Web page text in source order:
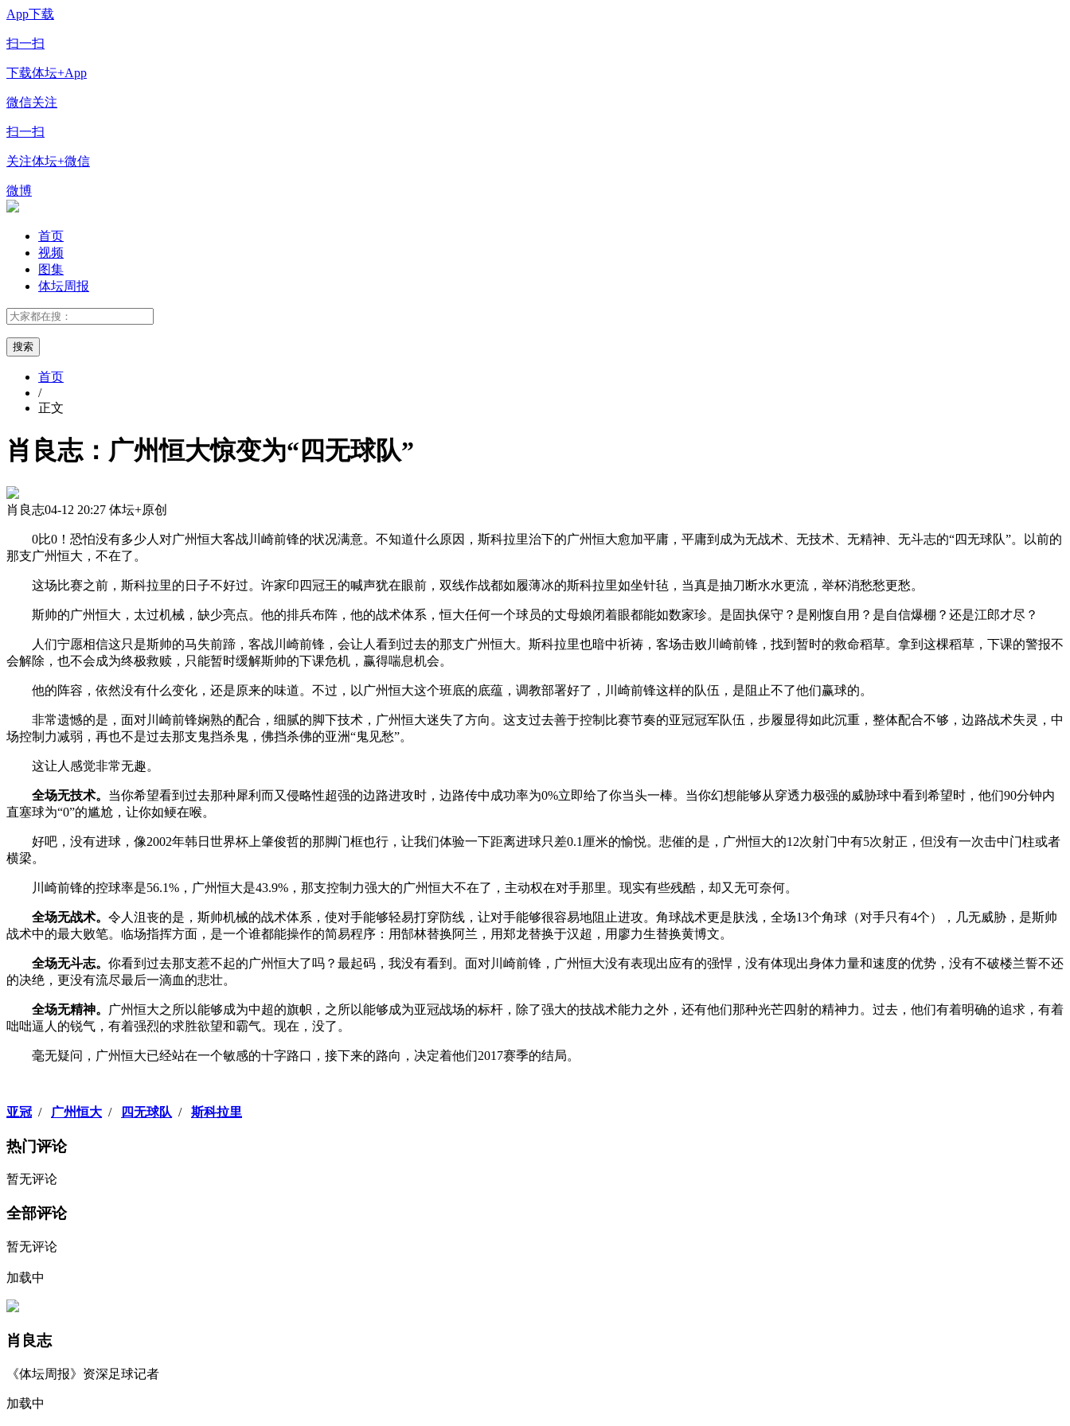
App下载
扫一扫
下载体坛+App
微信关注
扫一扫
关注体坛+微信
微博
首页
视频
图集
体坛周报
搜索
首页
/
正文
肖良志：广州恒大惊变为“四无球队”
肖良志04-12 20:27 体坛+原创
0比0！恐怕没有多少人对广州恒大客战川崎前锋的状况满意。不知道什么原因，斯科拉里治下的广州恒大愈加平庸，平庸到成为无战术、无技术、无精神、无斗志的“四无球队”。以前的
那支广州恒大，不在了。
这场比赛之前，斯科拉里的日子不好过。许家印四冠王的喊声犹在眼前，双线作战都如履薄冰的斯科拉里如坐针毡，当真是抽刀断水水更流，举杯消愁愁更愁。
斯帅的广州恒大，太过机械，缺少亮点。他的排兵布阵，他的战术体系，恒大任何一个球员的丈母娘闭着眼都能如数家珍。是固执保守？是刚愎自用？是自信爆棚？还是江郎才尽？
人们宁愿相信这只是斯帅的马失前蹄，客战川崎前锋，会让人看到过去的那支广州恒大。斯科拉里也暗中祈祷，客场击败川崎前锋，找到暂时的救命稻草。拿到这棵稻草，下课的警报不
会解除，也不会成为终极救赎，只能暂时缓解斯帅的下课危机，赢得喘息机会。
他的阵容，依然没有什么变化，还是原来的味道。不过，以广州恒大这个班底的底蕴，调教部署好了，川崎前锋这样的队伍，是阻止不了他们赢球的。
非常遗憾的是，面对川崎前锋娴熟的配合，细腻的脚下技术，广州恒大迷失了方向。这支过去善于控制比赛节奏的亚冠冠军队伍，步履显得如此沉重，整体配合不够，边路战术失灵，中
场控制力减弱，再也不是过去那支鬼挡杀鬼，佛挡杀佛的亚洲“鬼见愁”。
这让人感觉非常无趣。
全场无技术。 当你希望看到过去那种犀利而又侵略性超强的边路进攻时，边路传中成功率为0%立即给了你当头一棒。当你幻想能够从穿透力极强的威胁球中看到希望时，他们90分钟内
直塞球为“0”的尴尬，让你如鲠在喉。
好吧，没有进球，像2002年韩日世界杯上肇俊哲的那脚门框也行，让我们体验一下距离进球只差0.1厘米的愉悦。悲催的是，广州恒大的12次射门中有5次射正，但没有一次击中门柱或者
横梁。
川崎前锋的控球率是56.1%，广州恒大是43.9%，那支控制力强大的广州恒大不在了，主动权在对手那里。现实有些残酷，却又无可奈何。
全场无战术。 令人沮丧的是，斯帅机械的战术体系，使对手能够轻易打穿防线，让对手能够很容易地阻止进攻。角球战术更是肤浅，全场13个角球（对手只有4个），几无威胁，是斯帅
战术中的最大败笔。临场指挥方面，是一个谁都能操作的简易程序：用郜林替换阿兰，用郑龙替换于汉超，用廖力生替换黄博文。
全场无斗志。 你看到过去那支惹不起的广州恒大了吗？最起码，我没有看到。面对川崎前锋，广州恒大没有表现出应有的强悍，没有体现出身体力量和速度的优势，没有不破楼兰誓不还
的决绝，更没有流尽最后一滴血的悲壮。
全场无精神。
广州恒大之所以能够成为中超的旗帜，之所以能够成为亚冠战场的标杆，除了强大的技战术能力之外，还有他们那种光芒四射的精神力。过去，他们有着明确的追求，有着
咄咄逼人的锐气，有着强烈的求胜欲望和霸气。现在，没了。
毫无疑问，广州恒大已经站在一个敏感的十字路口，接下来的路向，决定着他们2017赛季的结局。
亚冠 / 广州恒大 / 四无球队 / 斯科拉里
热门评论
暂无评论
全部评论
暂无评论
加载中
肖良志
《体坛周报》资深足球记者
加载中